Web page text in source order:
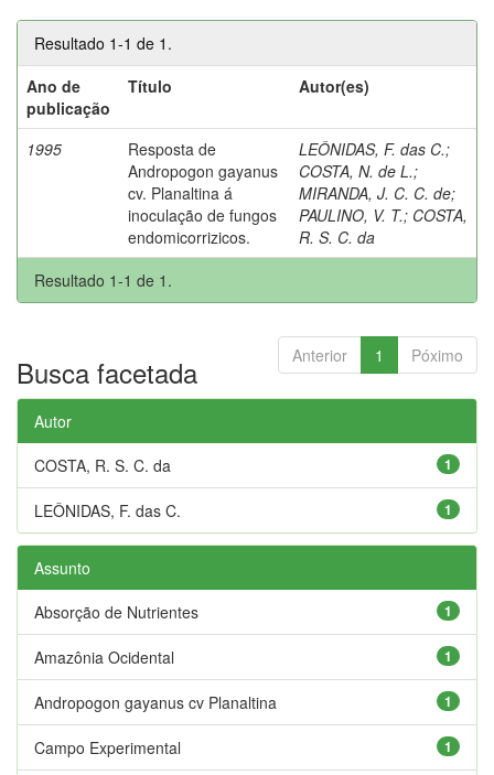
Resultado 1-1 de 1.
Ano de
publicação
Título Autor(es)
1995
Resposta de
Andropogon gayanus
cv. Planaltina á
inoculação de fungos
endomicorrizicos.
LEÔNIDAS, F. das C.;
COSTA, N. de L.;
MIRANDA, J. C. C. de;
PAULINO, V. T.; COSTA,
R. S. C. da
Resultado 1-1 de 1.
Anterior 1 Póximo
Busca facetada
Autor
1
COSTA, R. S. C. da
1
LEÔNIDAS, F. das C.
Assunto
1
Absorção de Nutrientes
1
Amazônia Ocidental
1
Andropogon gayanus cv Planaltina
1
Campo Experimental